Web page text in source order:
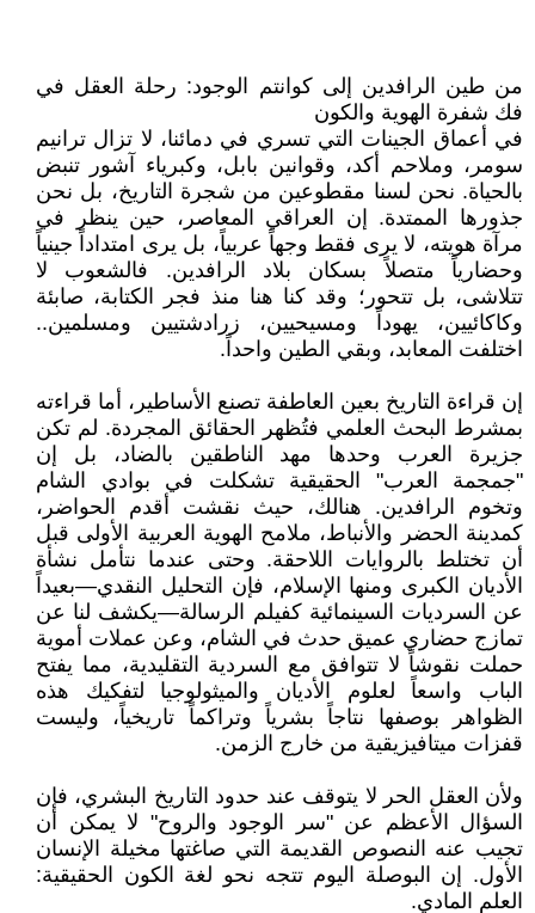
من طين الرافدين إلى كوانتم الوجود: رحلة العقل في
فك شفرة الهوية والكون
في أعماق الجينات التي تسري في دمائنا، لا تزال ترانيم
سومر، وملاحم أكد، وقوانين بابل، وكبرياء آشور تنبض
بالحياة. نحن لسنا مقطوعين من شجرة التاريخ، بل نحن
جذورها الممتدة. إن العراقي المعاصر، حين ينظر في
مرآة هويته، لا يرى فقط وجهاً عربياً، بل يرى امتداداً جينياً
وحضارياً متصلاً بسكان بلاد الرافدين. فالشعوب لا
تتلاشى، بل تتحور؛ وقد كنا هنا منذ فجر الكتابة، صابئة
وكاكائيين، يهوداً ومسيحيين، زرادشتيين ومسلمين..
اختلفت المعابد، وبقي الطين واحداً.
إن قراءة التاريخ بعين العاطفة تصنع الأساطير، أما قراءته
بمشرط البحث العلمي فتُظهر الحقائق المجردة. لم تكن
جزيرة العرب وحدها مهد الناطقين بالضاد، بل إن
"جمجمة العرب" الحقيقية تشكلت في بوادي الشام
وتخوم الرافدين. هنالك، حيث نقشت أقدم الحواضر،
كمدينة الحضر والأنباط، ملامح الهوية العربية الأولى قبل
أن تختلط بالروايات اللاحقة. وحتى عندما نتأمل نشأة
الأديان الكبرى ومنها الإسلام، فإن التحليل النقدي—بعيداً
عن السرديات السينمائية كفيلم الرسالة—يكشف لنا عن
تمازج حضاري عميق حدث في الشام، وعن عملات أموية
حملت نقوشاً لا تتوافق مع السردية التقليدية، مما يفتح
الباب واسعاً لعلوم الأديان والميثولوجيا لتفكيك هذه
الظواهر بوصفها نتاجاً بشرياً وتراكماً تاريخياً، وليست
قفزات ميتافيزيقية من خارج الزمن.
ولأن العقل الحر لا يتوقف عند حدود التاريخ البشري، فإن
السؤال الأعظم عن "سر الوجود والروح" لا يمكن أن
تجيب عنه النصوص القديمة التي صاغتها مخيلة الإنسان
الأول. إن البوصلة اليوم تتجه نحو لغة الكون الحقيقية:
العلم المادي.